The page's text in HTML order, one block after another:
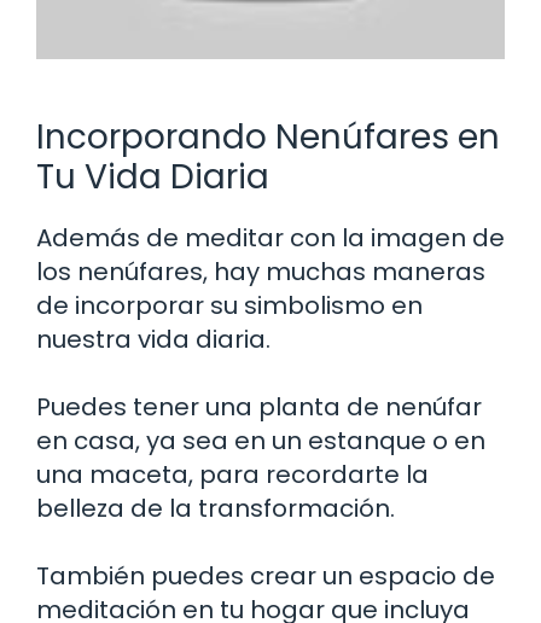
Incorporando Nenúfares en
Tu Vida Diaria
Además de meditar con la imagen de
los nenúfares, hay muchas maneras
de incorporar su simbolismo en
nuestra vida diaria.
Puedes tener una planta de nenúfar
en casa, ya sea en un estanque o en
una maceta, para recordarte la
belleza de la transformación.
También puedes crear un espacio de
meditación en tu hogar que incluya